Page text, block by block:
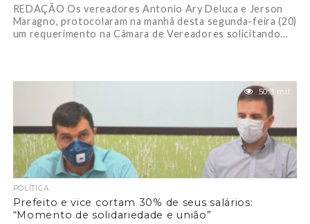
REDAÇÃO Os vereadores Antonio Ary Deluca e Jerson
Maragno, protocolaram na manhã desta segunda-feira (20)
um requerimento na Câmara de Vereadores solicitando...
50.3 mil
POLÍTICA
Prefeito e vice cortam 30% de seus salários:
“Momento de solidariedade e união”